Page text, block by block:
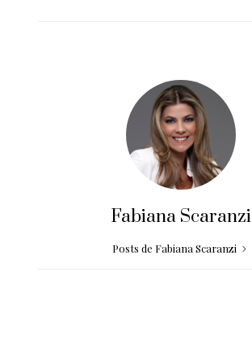
Fabiana Scaranzi
Posts de Fabiana Scaranzi